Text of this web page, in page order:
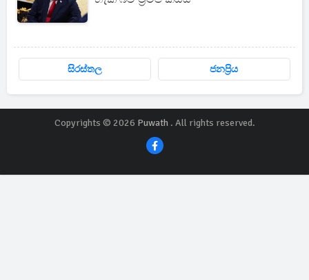
සිරස්තල ජනප්‍රිය
Copyrights © 2026 Puwath. All rights reserved.